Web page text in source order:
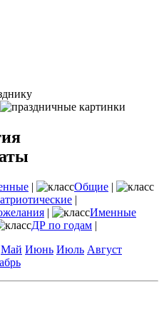
| Общие |
|
|
Именные
ДР по годам |
Май Июнь Июль Август